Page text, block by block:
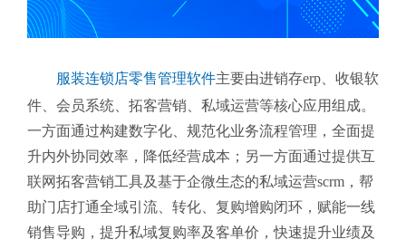
服装连锁店零售管理软件主要由进销存erp、收银软
件、会员系统、拓客营销、私域运营等核心应用组成。
一方面通过构建数字化、规范化业务流程管理，全面提
升内外协同效率，降低经营成本；另一方面通过提供互
联网拓客营销工具及基于企微生态的私域运营scrm，帮
助门店打通全域引流、转化、复购增购闭环，赋能一线
销售导购，提升私域复购率及客单价，快速提升业绩及